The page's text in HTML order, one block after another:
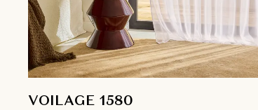
VOILAGE 1580